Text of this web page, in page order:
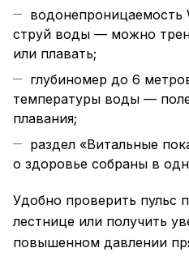
водонепроницаемость
струй воды — можно
или плавать;
глубиномер до 6
температуры воды —
плавания;
раздел «Витальные
о здоровье собраны в
Удобно проверить пульс
лестнице или получить
повышенном давлении